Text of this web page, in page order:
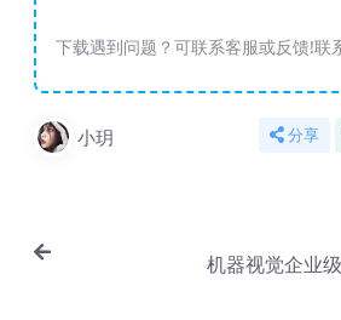
下载遇到问题？可联系客服或反馈!
小玥 分享
机器视觉企业